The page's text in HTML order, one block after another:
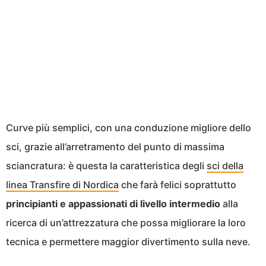
Curve più semplici, con una conduzione migliore dello
sci, grazie all’arretramento del punto di massima
sciancratura: è questa la caratteristica degli sci della
linea Transfire di Nordica che farà felici soprattutto
principianti e appassionati di livello intermedio alla
ricerca di un’attrezzatura che possa migliorare la loro
tecnica e permettere maggior divertimento sulla neve.